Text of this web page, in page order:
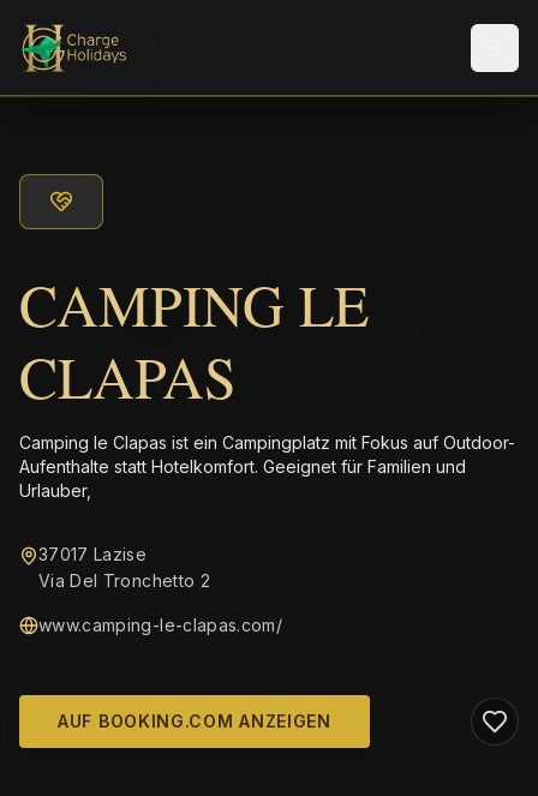
CAMPING LE
CLAPAS
Camping le Clapas ist ein Campingplatz mit Fokus auf Outdoor-
Aufenthalte statt Hotelkomfort. Geeignet für Familien und
Urlauber,
37017 Lazise
Via Del Tronchetto 2
www.camping-le-clapas.com/
AUF BOOKING.COM ANZEIGEN